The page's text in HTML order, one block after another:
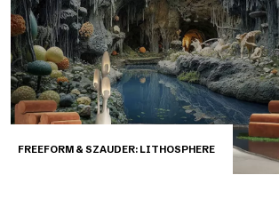
FREEFORM & SZAUDER: LITHOSPHERE